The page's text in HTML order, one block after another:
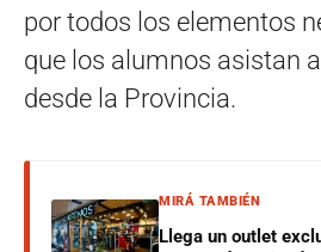
por todos los elementos
que los alumnos asistan
desde la Provincia.
MIRÁ TAMBIÉN
Llega un outlet